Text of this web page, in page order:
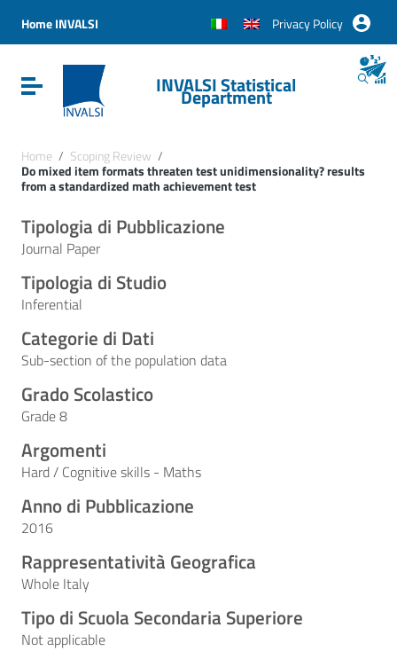
Vai al menu di navigazione
Vai al footer
Home INVALSI Privacy Policy
Attiva / disattiva la navigazioneINVALSI Statistical
Department
Home / Scoping Review /
Do mixed item formats threaten test unidimensionality? results
from a standardized math achievement test
Tipologia di Pubblicazione
Journal Paper
Tipologia di Studio
Inferential
Categorie di Dati
Sub-section of the population data
Grado Scolastico
Grade 8
Argomenti
Hard / Cognitive skills - Maths
Anno di Pubblicazione
2016
Rappresentatività Geografica
Whole Italy
Tipo di Scuola Secondaria Superiore
Not applicable